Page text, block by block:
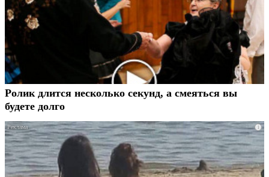
Ролик длится несколько секунд, а смеяться вы
будете долго
i